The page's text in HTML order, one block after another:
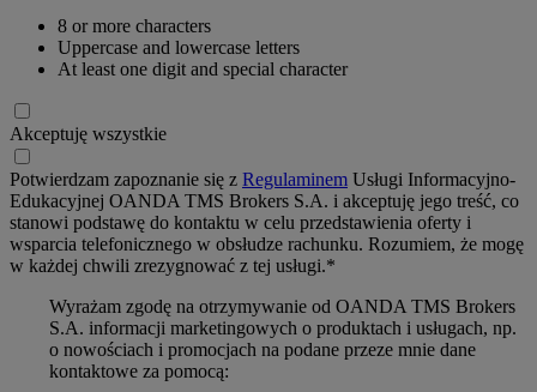
8 or more characters
Uppercase and lowercase letters
At least one digit and special character
Akceptuję wszystkie
Potwierdzam zapoznanie się z Regulaminem Usługi Informacyjno-
Edukacyjnej OANDA TMS Brokers S.A. i akceptuję jego treść, co
stanowi podstawę do kontaktu w celu przedstawienia oferty i
wsparcia telefonicznego w obsłudze rachunku. Rozumiem, że mogę
w każdej chwili zrezygnować z tej usługi.*
Wyrażam zgodę na otrzymywanie od OANDA TMS Brokers
S.A. informacji marketingowych o produktach i usługach, np.
o nowościach i promocjach na podane przeze mnie dane
kontaktowe za pomocą: